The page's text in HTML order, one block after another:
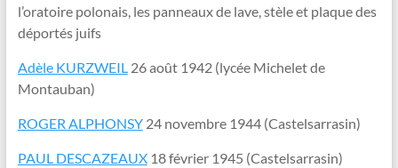
l’oratoire polonais, les panneaux de lave, stèle et plaque des
déportés juifs
Adèle KURZWEIL26 août 1942 (lycée Michelet de
Montauban)
ROGER ALPHONSY24 novembre 1944 (Castelsarrasin)
PAUL DESCAZEAUX18 février 1945 (Castelsarrasin)